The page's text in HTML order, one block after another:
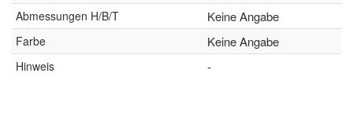
Abmessungen H/B/T Keine Angabe
Farbe Keine Angabe
Hinweis -